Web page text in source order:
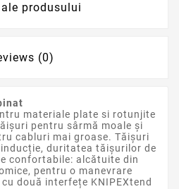
produsului
(0)
materiale plate si rotunjite
pentru sârmă moale și
cabluri mai groase. Tăișuri
duritatea tăișurilor de
confortabile: alcătuite din
pentru o manevrare
două interfețe KNIPEXtend